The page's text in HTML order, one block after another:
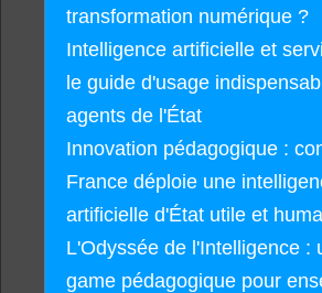
transformation numérique ?
Intelligence artificielle et
le guide d'usage
agents de l'État
Innovation pédagogique :
France déploie une
artificielle d'État utile et
L'Odyssée de l'Intelligence :
game pédagogique pour